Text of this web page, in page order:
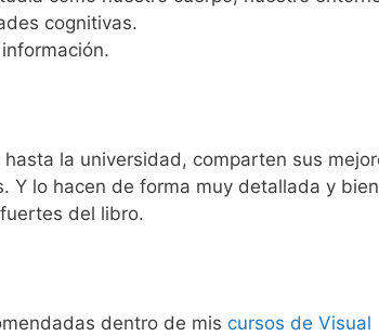
cognitivas.
la universidad, comparten sus
Y lo hacen de forma muy detallada y bien
del libro.
dentro de mis cursos de Visual